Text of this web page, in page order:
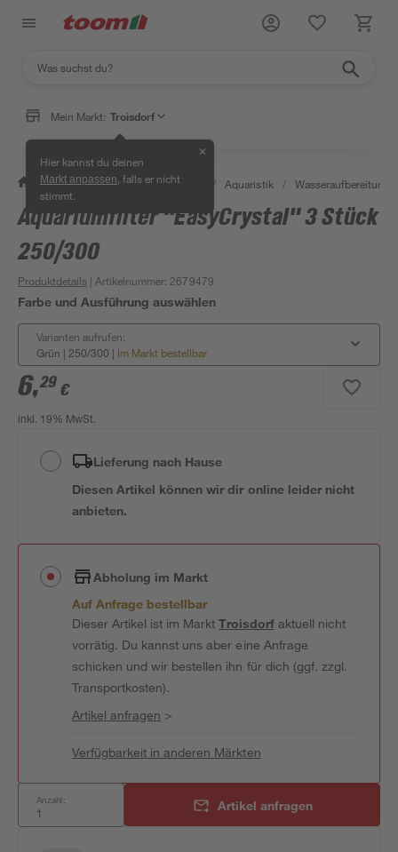
Mein Markt: Troisdorf
Hier kannst du deinen
Markt anpassen , falls er nicht
stimmt.
✕
/ Garten & Freizeit / Tierbedarf / Aquaristik / Wasseraufbereitung
Aquariumfilter "EasyCrystal" 3 Stück
250/300
Produktdetails | Artikelnummer: 2679479
Farbe und Ausführung auswählen
Varianten aufrufen:
Grün | 250/300 | Im Markt bestellbar
6,29 €
inkl. 19% MwSt.
Lieferung nach Hause
Diesen Artikel können wir dir online leider nicht
anbieten.
Abholung im Markt
Auf Anfrage bestellbar
Dieser Artikel ist im MarktTroisdorfaktuell nicht
vorrätig. Du kannst uns aber eine Anfrage
schicken und wir bestellen ihn für dich (ggf. zzgl.
Transportkosten).
Artikel anfragen >
Verfügbarkeit in anderen Märkten
Anzahl: Artikel anfragen